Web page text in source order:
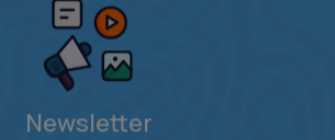
Newsletter